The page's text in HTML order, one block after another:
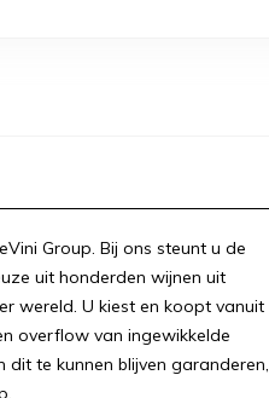
Group. Bij ons steunt u de
uit honderden wijnen uit
wereld. U kiest en koopt vanuit
overflow van ingewikkelde
te kunnen blijven garanderen,